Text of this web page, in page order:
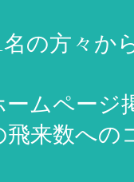
の方々か
ムページ
飛来数への